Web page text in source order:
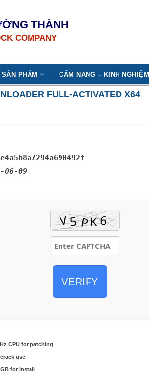
THÀNH
COMPANY
SẢN PHẨM CẨM NANG – KINH NGHIỆM
FULL-ACTIVATED X64
06-09
VERIFY
CPU for patching
use
GB for install